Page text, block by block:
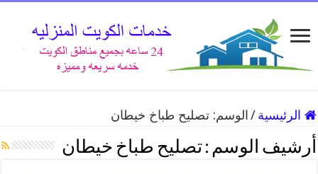
الرئيسية / الوسم:تصليح طباخ خيطان
أرشيف الوسم :تصليح طباخ خيطان